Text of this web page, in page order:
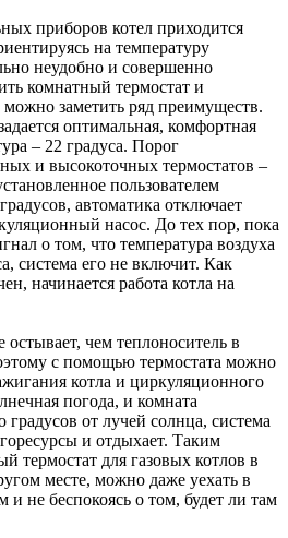
приборов котел приходится
на температуру
неудобно и совершенно
комнатный термостат и
можно заметить ряд преимуществ.
оптимальная, комфортная
– 22 градуса. Порог
и высокоточных термостатов –
пользователем
автоматика отключает
насос. До тех пор, пока
о том, что температура воздуха
система его не включит. Как
начинается работа котла на
остывает, чем теплоноситель в
с помощью термостата можно
котла и циркуляционного
погода, и комната
градусов от лучей солнца, система
и отдыхает. Таким
термостат для газовых котлов в
месте, можно даже уехать в
и не беспокоясь о том, будет ли там